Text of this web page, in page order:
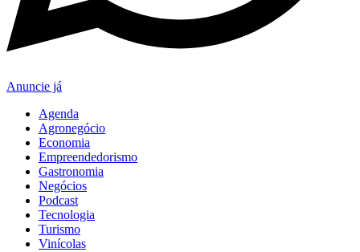
Anuncie já
Agenda
Agronegócio
Economia
Empreendedorismo
Gastronomia
Negócios
Podcast
Tecnologia
Turismo
Vinícolas